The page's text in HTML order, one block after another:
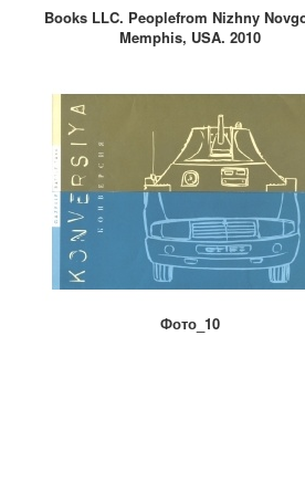
Books LLC. Peoplefrom Nizhny
Memphis, USA. 2010
Фото_10